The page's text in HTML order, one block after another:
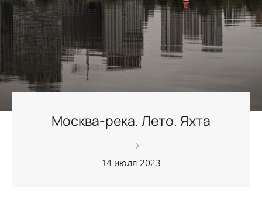
Москва-река. Лето. Яхта
14 июля 2023